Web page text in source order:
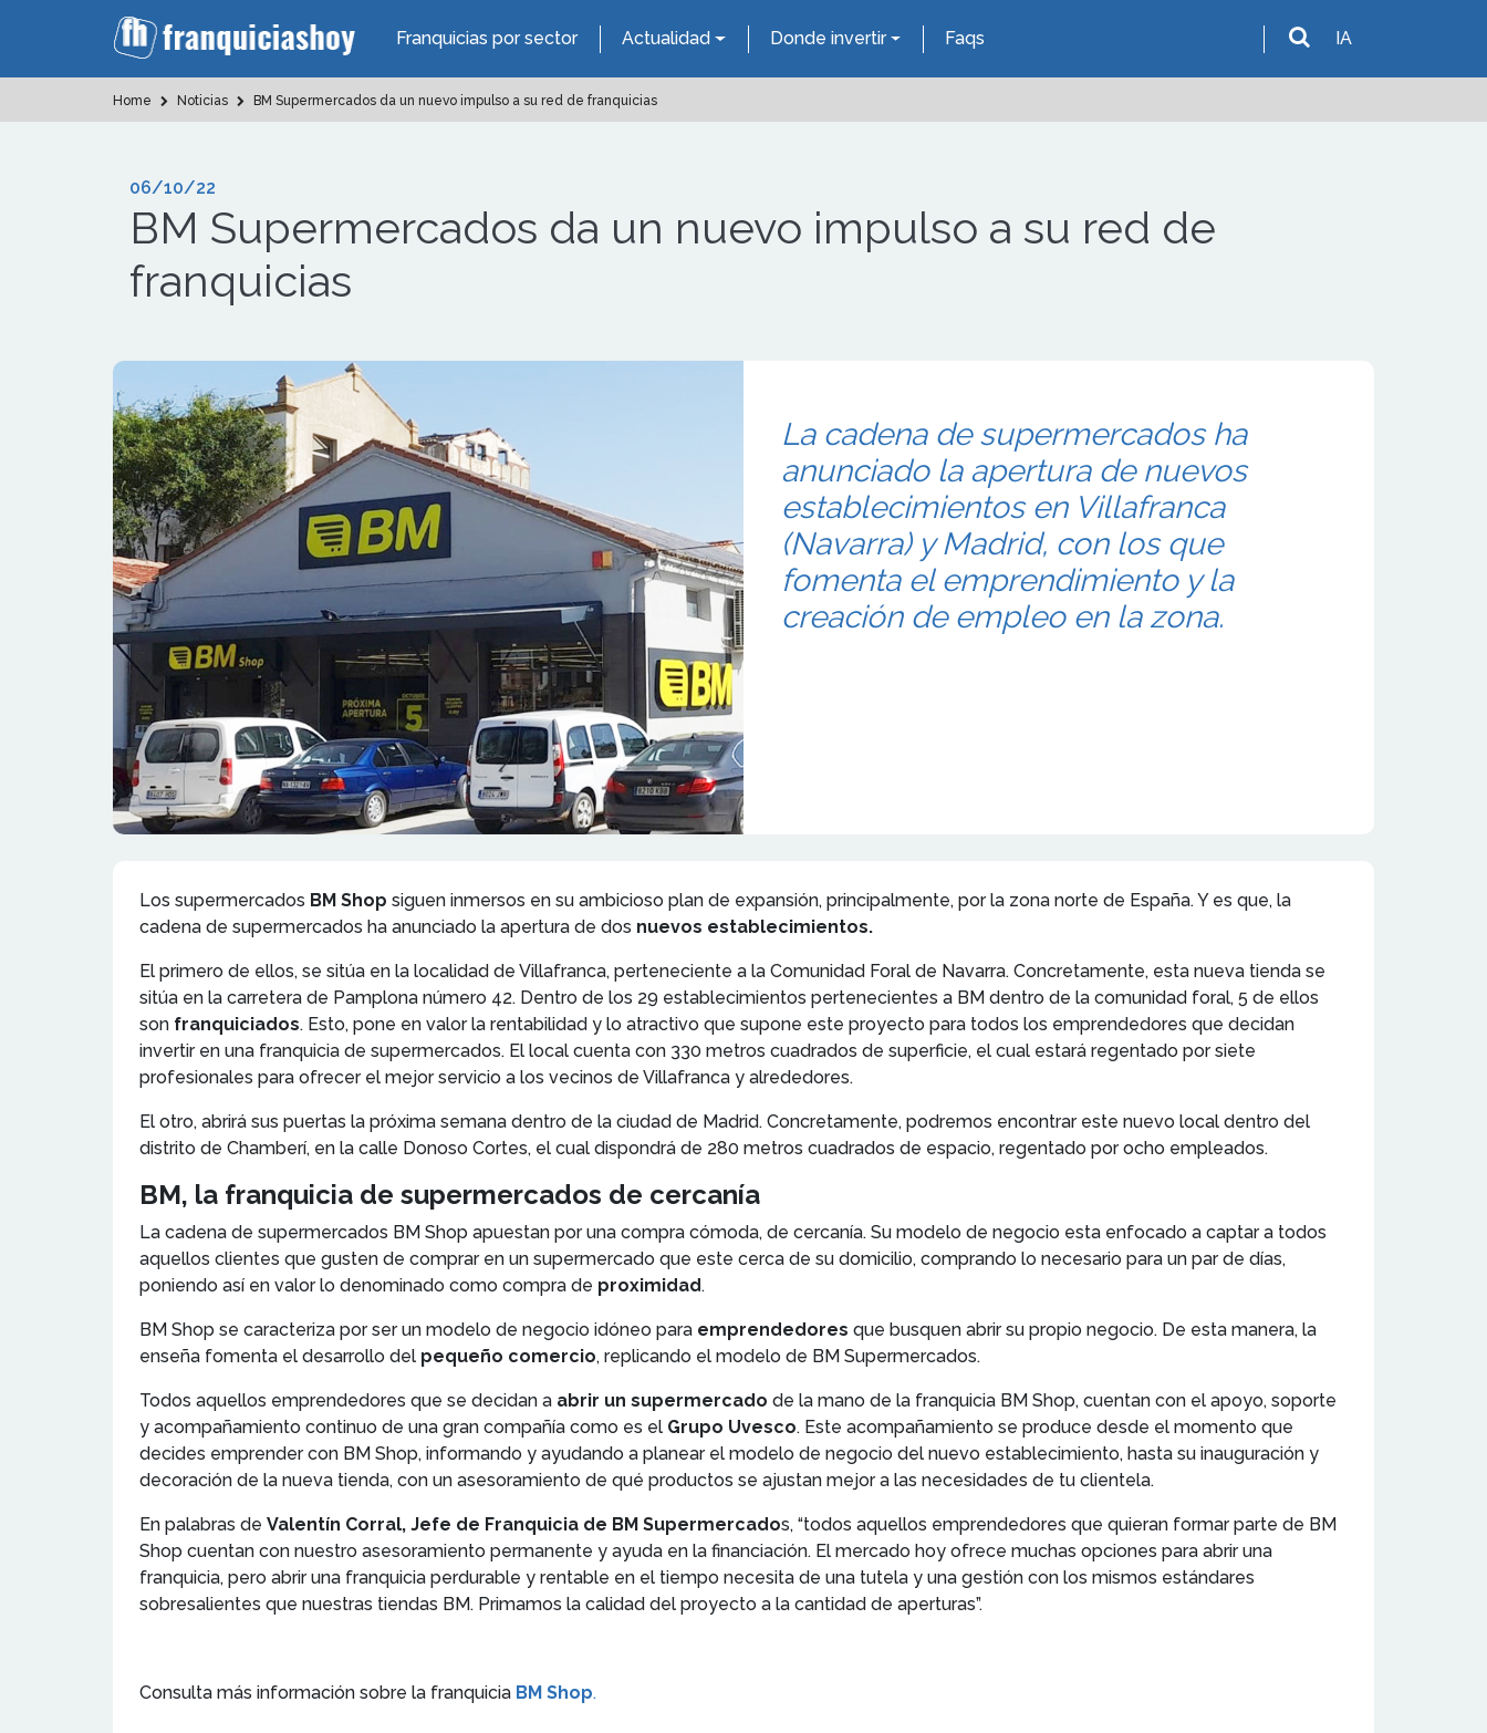
Franquicias por sector Actualidad Donde invertir Faqs IA
Home Noticias BM Supermercados da un nuevo impulso a su red de franquicias
06/10/22
BM Supermercados da un nuevo impulso a su red de
franquicias
La cadena de supermercados ha
anunciado la apertura de nuevos
establecimientos en Villafranca
(Navarra) y Madrid, con los que
fomenta el emprendimiento y la
creación de empleo en la zona.
Los supermercados BM Shop siguen inmersos en su ambicioso plan de expansión, principalmente, por la zona norte de España. Y es que, la
cadena de supermercados ha anunciado la apertura de dos nuevos establecimientos.
El primero de ellos, se sitúa en la localidad de Villafranca, perteneciente a la Comunidad Foral de Navarra. Concretamente, esta nueva tienda se
sitúa en la carretera de Pamplona número 42. Dentro de los 29 establecimientos pertenecientes a BM dentro de la comunidad foral, 5 de ellos
son franquiciados. Esto, pone en valor la rentabilidad y lo atractivo que supone este proyecto para todos los emprendedores que decidan
invertir en una franquicia de supermercados. El local cuenta con 330 metros cuadrados de superficie, el cual estará regentado por siete
profesionales para ofrecer el mejor servicio a los vecinos de Villafranca y alrededores.
El otro, abrirá sus puertas la próxima semana dentro de la ciudad de Madrid. Concretamente, podremos encontrar este nuevo local dentro del
distrito de Chamberí, en la calle Donoso Cortes, el cual dispondrá de 280 metros cuadrados de espacio, regentado por ocho empleados.
BM, la franquicia de supermercados de cercanía
La cadena de supermercados BM Shop apuestan por una compra cómoda, de cercanía. Su modelo de negocio esta enfocado a captar a todos
aquellos clientes que gusten de comprar en un supermercado que este cerca de su domicilio, comprando lo necesario para un par de días,
poniendo así en valor lo denominado como compra de proximidad.
BM Shop se caracteriza por ser un modelo de negocio idóneo para emprendedores que busquen abrir su propio negocio. De esta manera, la
enseña fomenta el desarrollo del pequeño comercio, replicando el modelo de BM Supermercados.
Todos aquellos emprendedores que se decidan a abrir un supermercado de la mano de la franquicia BM Shop, cuentan con el apoyo, soporte
y acompañamiento continuo de una gran compañía como es el Grupo Uvesco. Este acompañamiento se produce desde el momento que
decides emprender con BM Shop, informando y ayudando a planear el modelo de negocio del nuevo establecimiento, hasta su inauguración y
decoración de la nueva tienda, con un asesoramiento de qué productos se ajustan mejor a las necesidades de tu clientela.
En palabras de Valentín Corral, Jefe de Franquicia de BM Supermercados, “todos aquellos emprendedores que quieran formar parte de BM
Shop cuentan con nuestro asesoramiento permanente y ayuda en la financiación. El mercado hoy ofrece muchas opciones para abrir una
franquicia, pero abrir una franquicia perdurable y rentable en el tiempo necesita de una tutela y una gestión con los mismos estándares
sobresalientes que nuestras tiendas BM. Primamos la calidad del proyecto a la cantidad de aperturas”.
Consulta más información sobre la franquicia BM Shop.